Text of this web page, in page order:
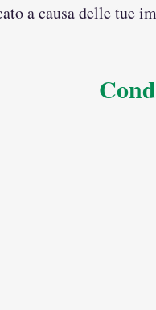
a causa delle tue